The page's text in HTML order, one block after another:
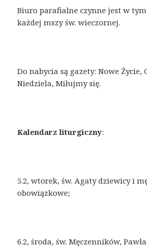
Biuro parafialne czynne jest w
każdej mszy św. wieczornej.
Do nabycia są gazety: Nowe Życie,
Niedziela, Miłujmy się.
Kalendarz liturgiczny:
5.2, wtorek, św. Agaty dziewicy i
obowiązkowe;
6.2, środa, św. Męczenników,